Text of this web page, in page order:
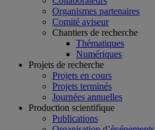
Organismes partenaires
Comité aviseur
Chantiers de recherche
Thématiques
Numériques
Projets de recherche
Projets en cours
Projets terminés
Journées annuelles
Production scientifique
Publications